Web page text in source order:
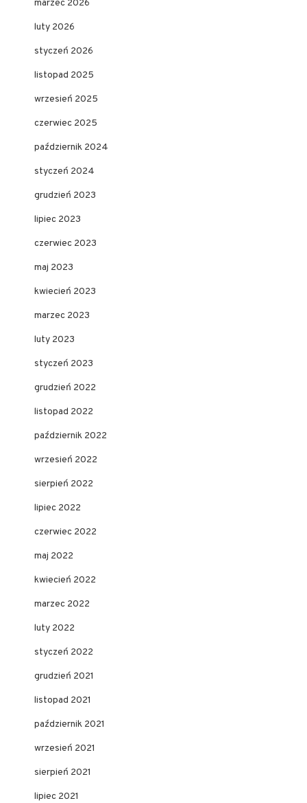
marzec 2026
luty 2026
styczeń 2026
listopad 2025
wrzesień 2025
czerwiec 2025
październik 2024
styczeń 2024
grudzień 2023
lipiec 2023
czerwiec 2023
maj 2023
kwiecień 2023
marzec 2023
luty 2023
styczeń 2023
grudzień 2022
listopad 2022
październik 2022
wrzesień 2022
sierpień 2022
lipiec 2022
czerwiec 2022
maj 2022
kwiecień 2022
marzec 2022
luty 2022
styczeń 2022
grudzień 2021
listopad 2021
październik 2021
wrzesień 2021
sierpień 2021
lipiec 2021